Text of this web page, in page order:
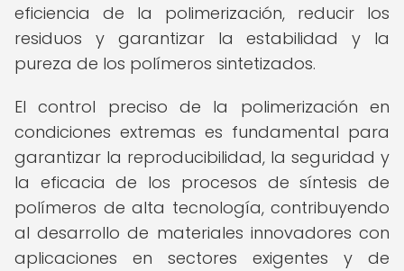
eficiencia de la polimerización, reducir los
residuos y garantizar la estabilidad y la
pureza de los polímeros sintetizados.
El control preciso de la polimerización en
condiciones extremas es fundamental para
garantizar la reproducibilidad, la seguridad y
la eficacia de los procesos de síntesis de
polímeros de alta tecnología, contribuyendo
al desarrollo de materiales innovadores con
aplicaciones en sectores exigentes y de